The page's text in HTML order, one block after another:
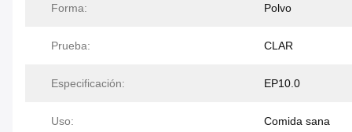
Forma: Polvo
Prueba: CLAR
Especificación: EP10.0
Uso: Comida sana